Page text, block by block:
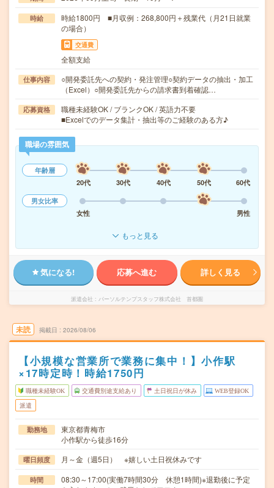
時給
時給1800円 ■月収例：268,800円＋残業代（月21日就業
の場合）
交通費
全額支給
仕事内容
○開発委託先への契約・発注管理○契約データの抽出・加工
（Excel）○開発委託先からの請求書到着確認…
応募資格
職種未経験OK / ブランクOK / 英語力不要
■Excelでのデータ集計・抽出等のご経験のある方♪
職場の雰囲気
年齢層
20代
30代 40代 50代
60代
男女比率
女性
男性
もっと見る
気になる! 応募へ進む 詳しく見る
派遣会社 パーソルテンプスタッフ株式会社 首都圏
未読 掲載日 2026/08/06
【小規模な営業所で業務に集中！】小作駅
×17時定時！時給1750円
職種未経験OK 交通費別途支給あり 土日祝日が休み WEB登録OK
派遣
勤務地
東京都青梅市
小作駅から徒歩16分
曜日頻度 月～金（週5日） ※嬉しい土日祝休みです
時間
08:30～17:00(実働7時間30分 休憩1時間)※退勤後に予定